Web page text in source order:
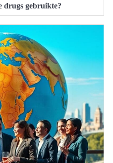
drugs gebruikte?